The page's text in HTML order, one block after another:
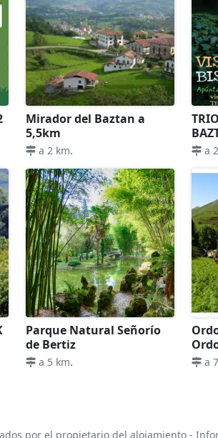
Mirador del Baztan a
5,5km
a 2 km. a
Parque Natural Señorío
de Bertiz
a 5 km. a
por el propietario del alojamiento -